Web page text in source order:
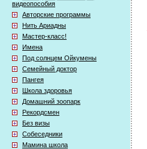
видеопособия
Авторские программы
Нить Ариадны
Мастер-класс!
Имена
Под солнцем Ойкумены
Семейный доктор
Пангея
Школа здоровья
Домашний зоопарк
Рекордсмен
Без визы
Собеседники
Мамина школа